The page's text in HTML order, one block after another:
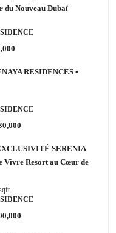
Nouveau Dubaï
RESIDENCES •
SERENIA
Vivre Resort au Cœur de